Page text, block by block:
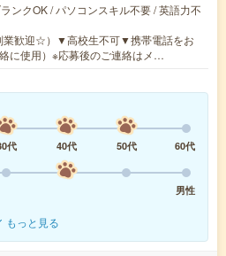
ンクOK / パソコンスキル不要 / 英語力不
業歓迎☆）▼高校生不可▼携帯電話をお
に使用）※応募後のご連絡はメ…
代 40代 50代
60代
男性
もっと見る